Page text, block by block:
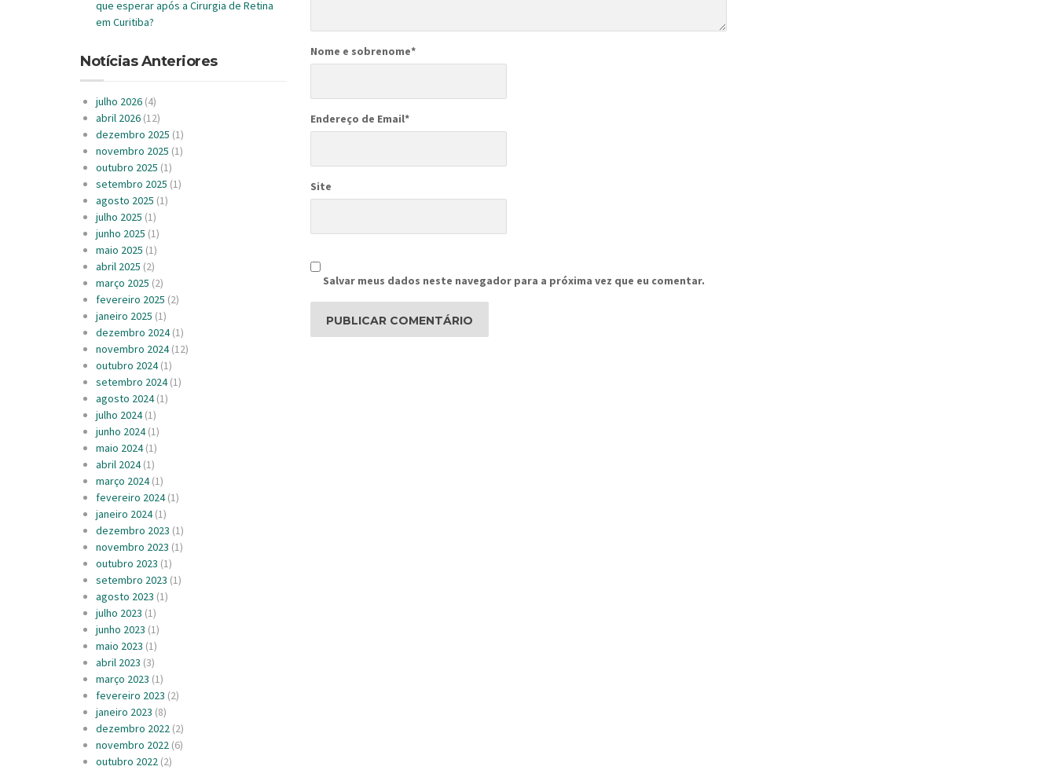
Nome e sobrenome*
Endereço de Email*
Site
Salvar meus dados neste navegador para a próxima vez que eu comentar.
que esperar após a Cirurgia de Retina
em Curitiba?
Notícias Anteriores
julho 2026 (4)
abril 2026 (12)
dezembro 2025 (1)
novembro 2025 (1)
outubro 2025 (1)
setembro 2025 (1)
agosto 2025 (1)
julho 2025 (1)
junho 2025 (1)
maio 2025 (1)
abril 2025 (2)
março 2025 (2)
fevereiro 2025 (2)
janeiro 2025 (1)
dezembro 2024(1)
novembro 2024(12)
outubro 2024(1)
setembro 2024(1)
agosto 2024(1)
julho 2024(1)
junho 2024(1)
maio 2024(1)
abril 2024(1)
março 2024(1)
fevereiro 2024(1)
janeiro 2024(1)
dezembro 2023 (1)
novembro 2023 (1)
outubro 2023 (1)
setembro 2023 (1)
agosto 2023 (1)
julho 2023 (1)
junho 2023 (1)
maio 2023 (1)
abril 2023 (3)
março 2023 (1)
fevereiro 2023 (2)
janeiro 2023 (8)
dezembro 2022 (2)
novembro 2022 (6)
outubro 2022 (2)